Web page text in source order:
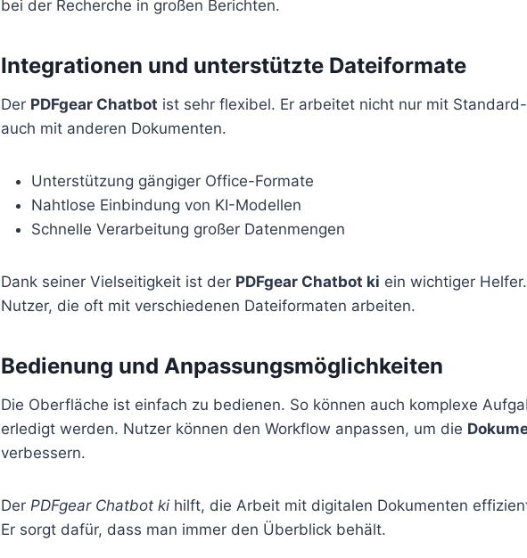
bei der Recherche in großen Berichten.
Integrationen und unterstützte Dateiformate
Der PDFgear Chatbot ist sehr flexibel. Er arbeitet nicht nur mit
auch mit anderen Dokumenten.
Unterstützung gängiger Office-Formate
Nahtlose Einbindung von KI-Modellen
Schnelle Verarbeitung großer Datenmengen
Dank seiner Vielseitigkeit ist der PDFgear Chatbot ki ein wichtiger
Nutzer, die oft mit verschiedenen Dateiformaten arbeiten.
Bedienung und Anpassungsmöglichkeiten
Die Oberfläche ist einfach zu bedienen. So können auch komplexe
erledigt werden. Nutzer können den Workflow anpassen, um die
verbessern.
Der PDFgear Chatbot ki hilft, die Arbeit mit digitalen Dokumenten
Er sorgt dafür, dass man immer den Überblick behält.